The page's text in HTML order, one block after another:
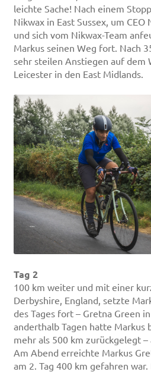
leichte Sache! Nach einem
Nikwax in East Sussex, um
und sich vom Nikwax-Team
Markus seinen Weg fort. Nach
sehr steilen Anstiegen auf dem
Leicester in den East Midlands.
Tag 2
100 km weiter und mit einer
Derbyshire, England, setzte
des Tages fort – Gretna Green
anderthalb Tagen hatte Markus
mehr als 500 km zurückgelegt
Am Abend erreichte Markus
am 2. Tag 400 km gefahren